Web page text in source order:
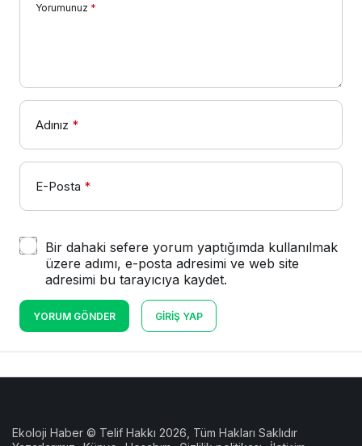
Yorumunuz *
Adınız *
E-Posta *
Bir dahaki sefere yorum yaptığımda kullanılmak
üzere adımı, e-posta adresimi ve web site
adresimi bu tarayıcıya kaydet.
YORUM GÖNDER GIRIŞ YAP
Ekoloji Haber © Telif Hakkı 2026, Tüm Hakları Saklıdır